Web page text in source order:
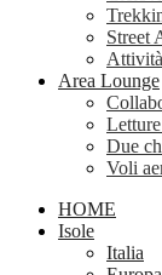
Street
Area Lounge
Due
Voli
HOME
Isole
Italia